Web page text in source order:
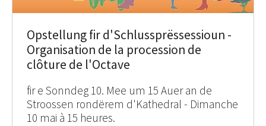
Opstellung fir d'Schlussprëssessioun -
Organisation de la procession de
clôture de l'Octave
fir e Sonndeg 10. Mee um 15 Auer an de
Stroossen rondërem d'Kathedral - Dimanche
10 mai à 15 heures.